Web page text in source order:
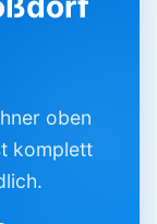
oben
komplett